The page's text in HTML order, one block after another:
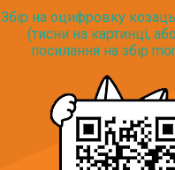
Збір на оцифровку
(тисни на картинці,
посилання на збір